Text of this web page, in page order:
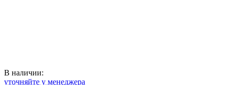
В наличии:
уточняйте у менеджера